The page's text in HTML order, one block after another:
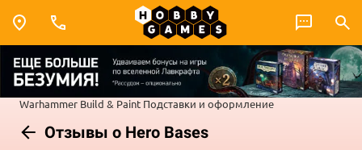
Warhammer Build & Paint Подставки и оформление
Отзывы о Hero Bases